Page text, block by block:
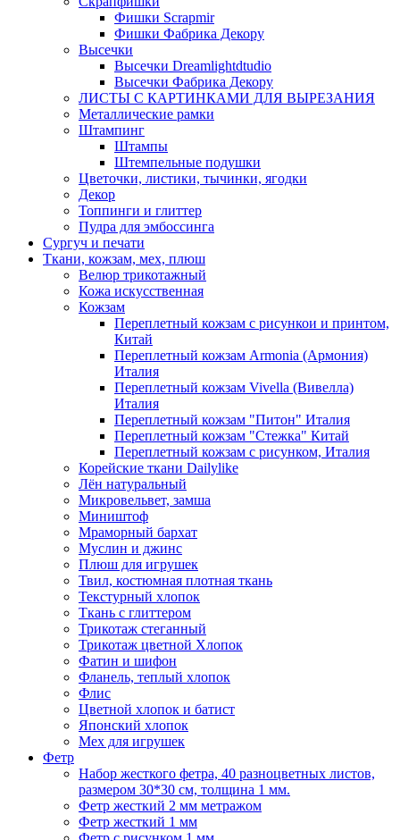
Фишки Scrapmir
Фишки Фабрика Декору
Высечки
Высечки Dreamlightdtudio
Высечки Фабрика Декору
ЛИСТЫ С КАРТИНКАМИ ДЛЯ ВЫРЕЗАНИЯ
Металлические рамки
Штампинг
Штампы
Штемпельные подушки
Цветочки, листики, тычинки, ягодки
Декор
Топпинги и глиттер
Пудра для эмбоссинга
Сургуч и печати
Ткани, кожзам, мех, плюш
Велюр трикотажный
Кожа искусственная
Кожзам
Переплетный кожзам с рисункои и принтом,
Китай
Переплетный кожзам Armonia (Армония)
Италия
Переплетный кожзам Vivella (Вивелла)
Италия
Переплетный кожзам "Питон" Италия
Переплетный кожзам "Стежка" Китай
Переплетный кожзам с рисунком, Италия
Корейские ткани Dailylike
Лён натуральный
Микровельвет, замша
Миништоф
Мраморный бархат
Муслин и джинс
Плюш для игрушек
Твил, костюмная плотная ткань
Текстурный хлопок
Ткань с глиттером
Трикотаж стеганный
Трикотаж цветной Хлопок
Фатин и шифон
Фланель, теплый хлопок
Флис
Цветной хлопок и батист
Японский хлопок
Мех для игрушек
Фетр
Набор жесткого фетра, 40 разноцветных листов,
размером 30*30 см, толщина 1 мм.
Фетр жесткий 2 мм метражом
Фетр жесткий 1 мм